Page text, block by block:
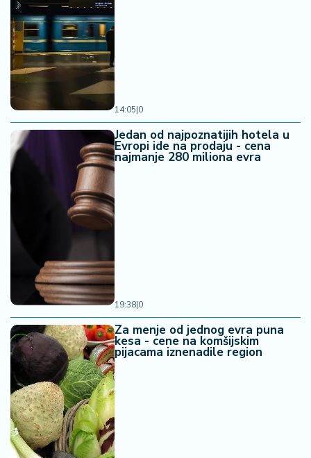
14:05|0
Jedan od najpoznatijih hotela u
Evropi ide na prodaju - cena
najmanje 280 miliona evra
19:38|0
Za menje od jednog evra puna
kesa - cene na komšijskim
pijacama iznenadile region